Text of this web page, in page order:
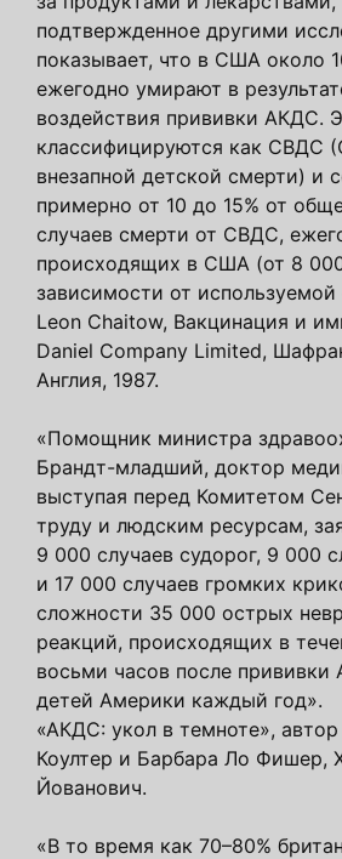
подтвержденное другими
показывает, что в США около
ежегодно умирают в
воздействия прививки АКДС.
классифицируются как СВДС
внезапной детской смерти) и
примерно от 10 до 15% от
случаев смерти от СВДС,
происходящих в США (от 8
зависимости от используемой
Leon Chaitow, Вакцинация и
Daniel Company Limited,
Англия, 1987.
«Помощник министра
Брандт-младший, доктор
выступая перед Комитетом
труду и людским ресурсам,
9 000 случаев судорог, 9 000
и 17 000 случаев громких
сложности 35 000 острых
реакций, происходящих в
восьми часов после
детей Америки каждый год».
«АКДС: укол в темноте»,
Коултер и Барбара Ло Фишер,
Йованович.
«В то время как 70–80%